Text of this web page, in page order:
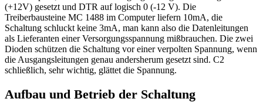
(+12V) gesetzt und DTR auf logisch 0 (-12 V). Die
Treiberbausteine MC 1488 im Computer liefern 10mA, die
Schaltung schluckt keine 3mA, man kann also die Datenleitungen
als Lieferanten einer Versorgungsspannung mißbrauchen. Die zwei
Dioden schützen die Schaltung vor einer verpolten Spannung, wenn
die Ausgangsleitungen genau andersherum gesetzt sind. C2
schließlich, sehr wichtig, glättet die Spannung.
Aufbau und Betrieb der Schaltung